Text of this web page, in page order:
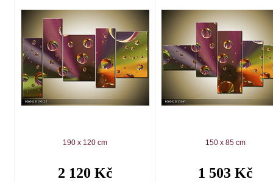
190 x 120 cm
2 120 Kč
150 x 85 cm
1 503 Kč